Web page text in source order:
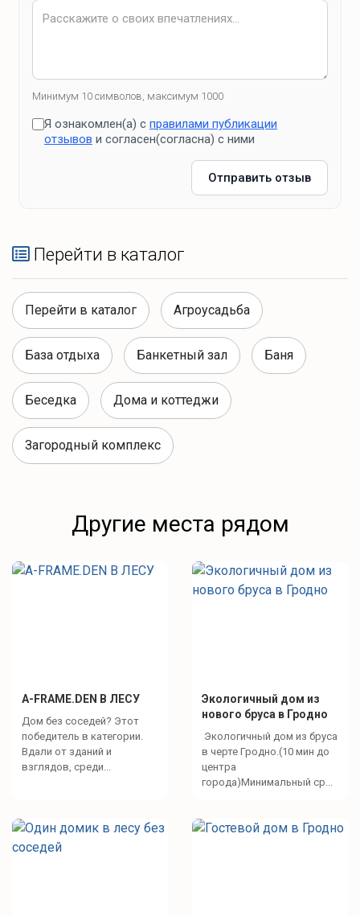
Минимум 10 символов, максимум 1000
Я ознакомлен(а) с правилами публикации
отзывов и согласен(согласна) с ними
Отправить отзыв
Перейти в каталог
Перейти в каталог Агроусадьба
База отдыха Банкетный зал Баня
Беседка Дома и коттеджи
Загородный комплекс
Другие места рядом
A-FRAME.DEN В ЛЕСУ
Дом без соседей? Этот
победитель в категории.
Вдали от зданий и
взглядов, среди...
Экологичный дом из
нового бруса в Гродно
Экологичный дом из бруса
в черте Гродно.(10 мин до
центра
города)Минимальный ср...